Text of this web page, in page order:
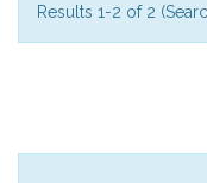
Results 1-2 of 2